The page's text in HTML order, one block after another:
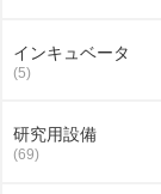
インキュベータ
(5)
研究用設備
(69)